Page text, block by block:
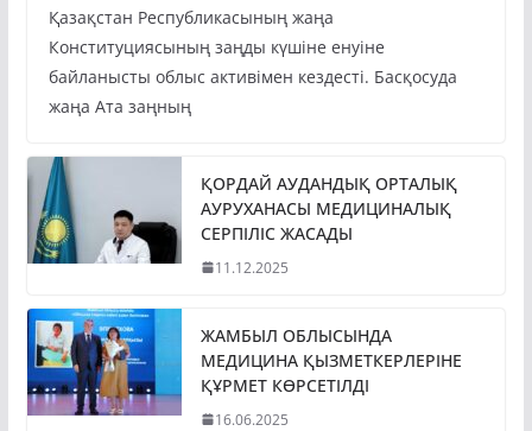
Қазақстан Республикасының жаңа
Конституциясының заңды күшіне енуіне
байланысты облыс активімен кездесті. Басқосуда
жаңа Ата заңның
ҚОРДАЙ АУДАНДЫҚ ОРТАЛЫҚ
АУРУХАНАСЫ МЕДИЦИНАЛЫҚ
СЕРПІЛІС ЖАСАДЫ
11.12.2025
ЖАМБЫЛ ОБЛЫСЫНДА
МЕДИЦИНА ҚЫЗМЕТКЕРЛЕРІНЕ
ҚҰРМЕТ КӨРСЕТІЛДІ
16.06.2025